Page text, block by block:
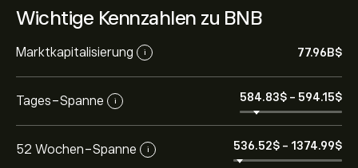
Wichtige Kennzahlen zu BNB
Marktkapitalisierung i 77.96B‎$‎
Tages-Spanne i 584.83‎$‎ - 594.15‎$‎
52 Wochen-Spanne i 536.52‎$‎ - 1374.99‎$‎